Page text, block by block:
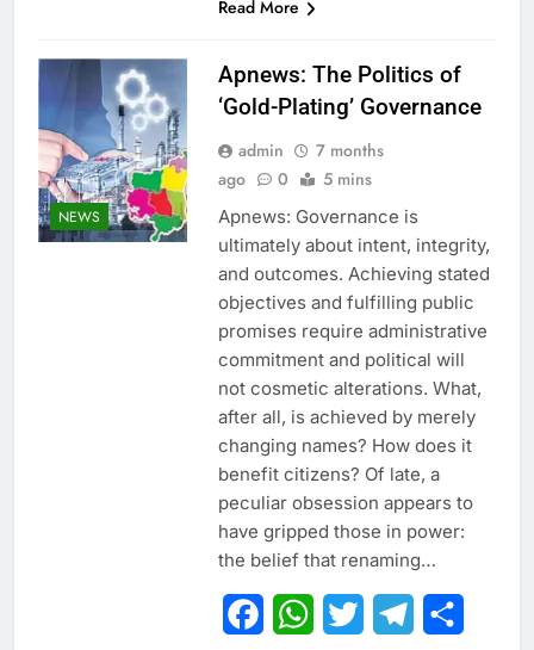
Read More
NEWS
Apnews: The Politics of
‘Gold-Plating’ Governance
admin
7 months
ago
0 5 mins
Apnews: Governance is
ultimately about intent, integrity,
and outcomes. Achieving stated
objectives and fulfilling public
promises require administrative
commitment and political will
not cosmetic alterations. What,
after all, is achieved by merely
changing names? How does it
benefit citizens? Of late, a
peculiar obsession appears to
have gripped those in power:
the belief that renaming…
FacebookWhatsApp
Twitter Telegram